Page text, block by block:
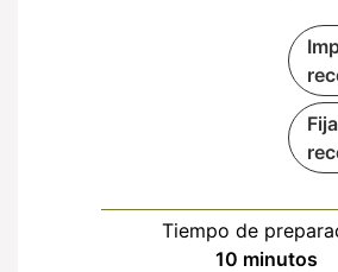
Tiempo de
10 minutos
minutos